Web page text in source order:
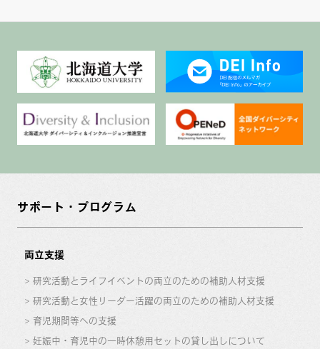
サポート・プログラム
両立支援
研究活動とライフイベントの両立のための補助人材支援
研究活動と女性リーダー活躍の両立のための補助人材支援
育児期間等への支援
妊娠中・育児中の一時休憩用セットの貸し出しについて